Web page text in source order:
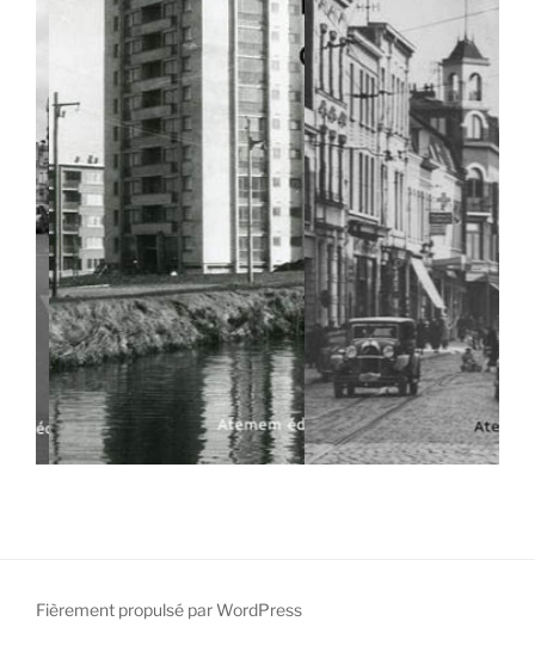
Fièrement propulsé par WordPress